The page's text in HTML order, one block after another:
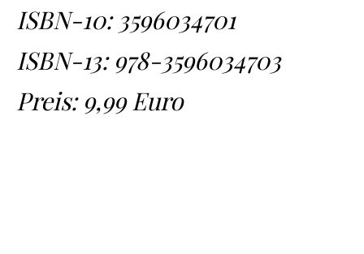
ISBN-10: 3596034701
ISBN-13: 978-3596034703
Preis: 9,99 Euro